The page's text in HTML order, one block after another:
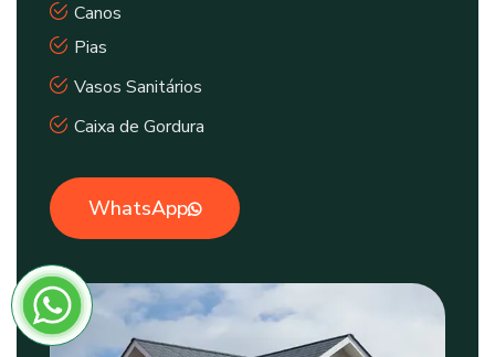
Canos
Pias
Vasos Sanitários
Caixa de Gordura
WhatsApp